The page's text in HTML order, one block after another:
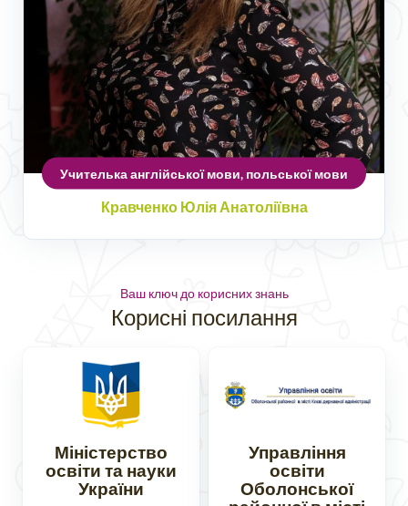
Учителька англійської мови, польської мови
Кравченко Юлія Анатоліївна
Ваш ключ до корисних знань
Корисні посилання
Міністерство
освіти та науки
України
Управління
освіти
Оболонської